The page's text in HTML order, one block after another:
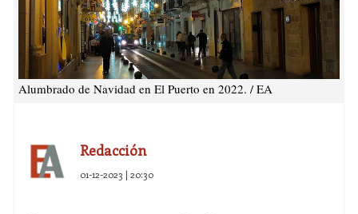
Alumbrado de Navidad en El Puerto en 2022. / EA
Redacción
01-12-2023 | 20:30